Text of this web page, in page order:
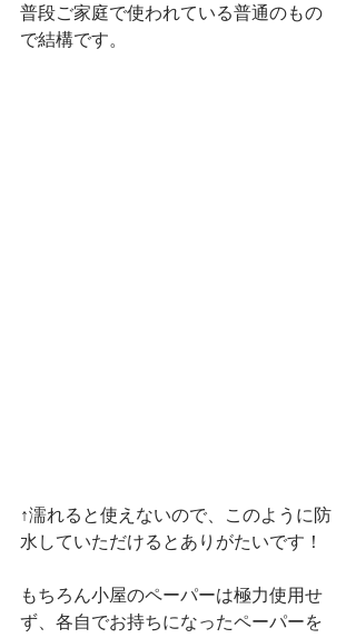
普段ご家庭で使われている普通のもの
で結構です。
↑濡れると使えないので、このように防
水していただけるとありがたいです！
もちろん小屋のペーパーは極力使用せ
ず、各自でお持ちになったペーパーを